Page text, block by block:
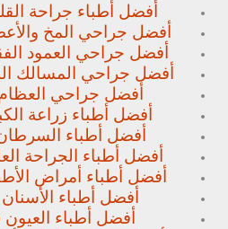
أفضل أطباء جراحة
أفضل جراحي المخ
أفضل جراحي العمود
أفضل جراحي المسالك
أفضل جراحي
أفضل أطباء زراعة
أفضل أطباء
أفضل أطباء الجراحة
أفضل أطباء أمراض
أفضل أطباء
أفضل أطباء